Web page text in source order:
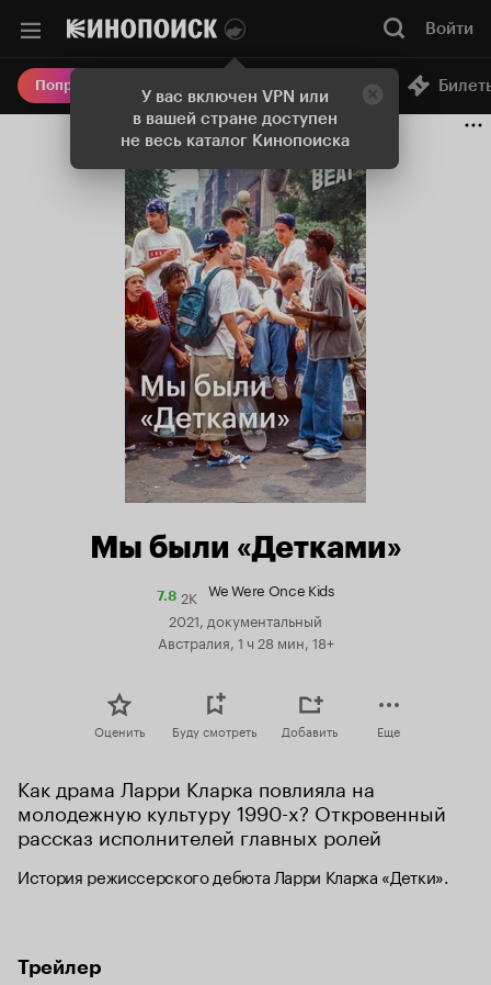
У вас включен VPN или
в вашей стране доступен
не весь каталог Кинопоиска
Войти
Попробовать Плюс Онлайн-кинотеатр
Мы были «Детками»
7.8Рейтинг
Кинопоиска
2K We Were Once Kids
2021, документальный
Австралия, 1 ч 28 мин, 18+
Оценить Буду смотреть Добавить Еще
Как драма Ларри Кларка повлияла на
молодежную культуру 1990-х? Откровенный
рассказ исполнителей главных ролей
История режиссерского дебюта Ларри Кларка «Детки».
Трейлер